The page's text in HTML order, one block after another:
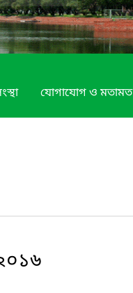
যোগাযোগ ও মতামত